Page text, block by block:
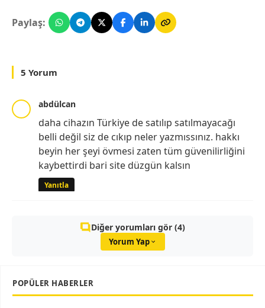
Paylaş:
5 Yorum
abdülcan
daha cihazın Türkiye de satılıp satılmayacağı
belli değil siz de cıkıp neler yazmıssınız. hakkı
beyin her şeyi övmesi zaten tüm güvenilirliğini
kaybettirdi bari site düzgün kalsın
Yanıtla
Diğer yorumları gör (4)
Yorum Yap
POPÜLER HABERLER